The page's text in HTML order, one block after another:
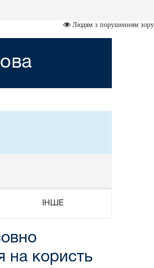
Людям з порушенням зору
ІНШЕ
на користь